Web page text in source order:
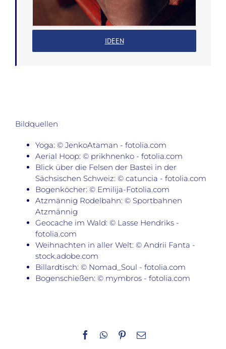
IDEEN
Bildquellen
Yoga: © JenkoAtaman - fotolia.com
Aerial Hoop: © prikhnenko - fotolia.com
Blick über die Felsen der Bastei in der
Sächsischen Schweiz: © catuncia - fotolia.com
Bogenköcher: © Emilija-Fotolia.com
Atzmännig Rodelbahn: © Sportbahnen
Atzmännig
Geocache im Wald: © Lasse Hendriks -
fotolia.com
Weihnachten in aller Welt: © Andrii Fanta -
stock.adobe.com
Billardtisch: © Nomad_Soul - fotolia.com
Bogenschießen: © mymbros - fotolia.com
Facebook
WhatsApp
Pinterest
E-